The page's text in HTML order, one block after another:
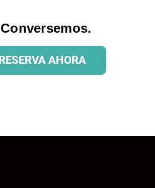
Conversemos.
RESERVA AHORA